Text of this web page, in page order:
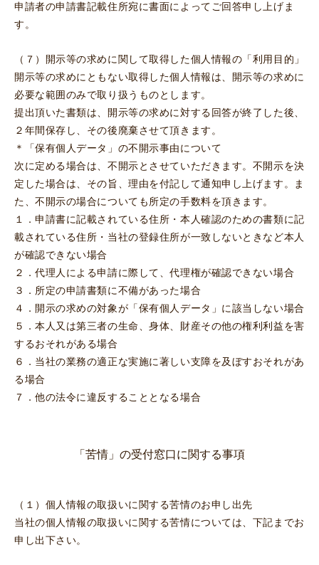
申請者の申請書記載住所宛に書面によってご回答申し上げま
す。
（７）開示等の求めに関して取得した個人情報の「利用目的」
開示等の求めにともない取得した個人情報は、開示等の求めに
必要な範囲のみで取り扱うものとします。
提出頂いた書類は、開示等の求めに対する回答が終了した後、
２年間保存し、その後廃棄させて頂きます。
＊「保有個人データ」の不開示事由について
次に定める場合は、不開示とさせていただきます。不開示を決
定した場合は、その旨、理由を付記して通知申し上げます。ま
た、不開示の場合についても所定の手数料を頂きます。
１．申請書に記載されている住所・本人確認のための書類に記
載されている住所・当社の登録住所が一致しないときなど本人
が確認できない場合
２．代理人による申請に際して、代理権が確認できない場合
３．所定の申請書類に不備があった場合
４．開示の求めの対象が「保有個人データ」に該当しない場合
５．本人又は第三者の生命、身体、財産その他の権利利益を害
するおそれがある場合
６．当社の業務の適正な実施に著しい支障を及ぼすおそれがあ
る場合
７．他の法令に違反することとなる場合
「苦情」の受付窓口に関する事項
（１）個人情報の取扱いに関する苦情のお申し出先
当社の個人情報の取扱いに関する苦情については、下記までお
申し出下さい。